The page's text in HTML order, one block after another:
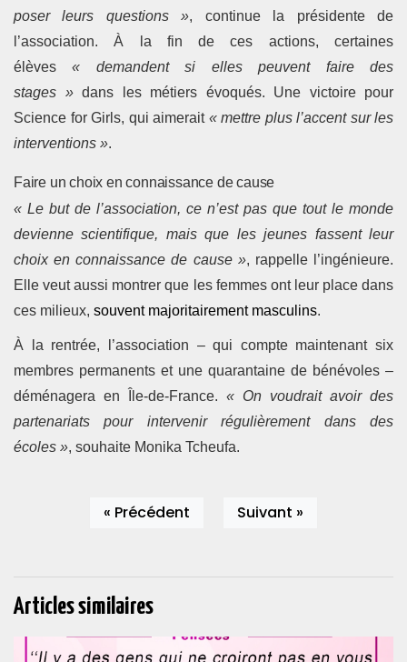
poser leurs questions », continue la présidente de
l’association. À la fin de ces actions, certaines
élèves« demandent si elles peuvent faire des
stages »dans les métiers évoqués. Une victoire pour
Science for Girls, qui aimerait « mettre plus l’accent sur les
interventions ».
Faire un choix en connaissance de cause
« Le but de l’association, ce n’est pas que tout le monde
devienne scientifique, mais que les jeunes fassent leur
choix en connaissance de cause », rappelle l’ingénieure.
Elle veut aussi montrer que les femmes ont leur place dans
ces milieux, souvent majoritairement masculins.
À la rentrée, l’association – qui compte maintenant six
membres permanents et une quarantaine de bénévoles –
déménagera en Île-de-France. « On voudrait avoir des
partenariats pour intervenir régulièrement dans des
écoles », souhaite Monika Tcheufa.
« Précédent Suivant »
Articles similaires